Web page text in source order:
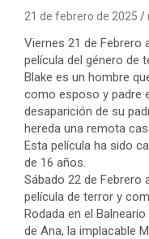
21 de febrero de 2025
Viernes 21 de Febrero
película del género de
Blake es un hombre
como esposo y padre
desaparición de su
hereda una remota
Esta película ha sido
de 16 años.
Sábado 22 de Febrero
película de terror y
Rodada en el
de Ana, la implacable